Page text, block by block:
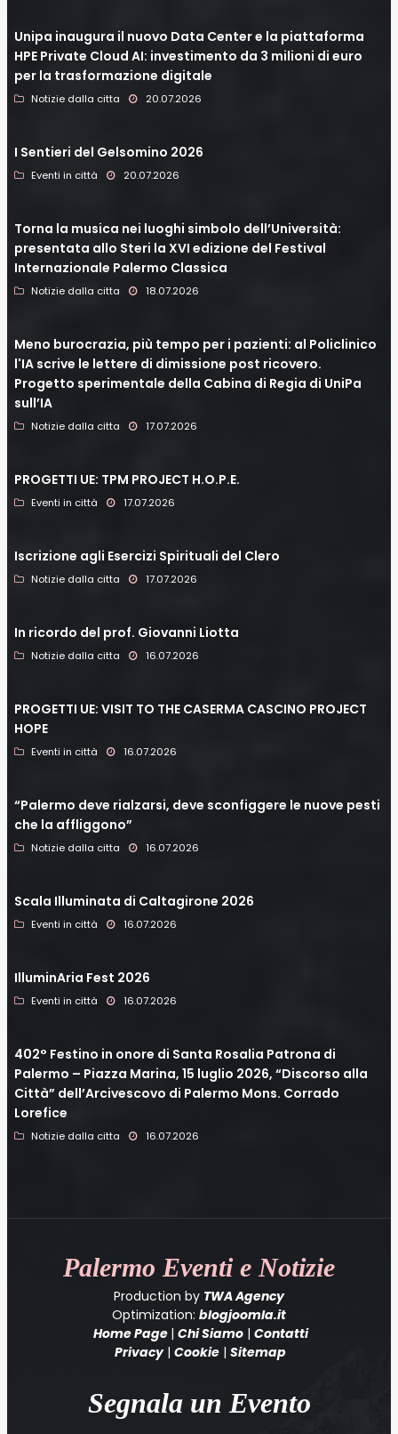
Unipa inaugura il nuovo Data Center e la piattaforma
HPE Private Cloud AI: investimento da 3 milioni di euro
per la trasformazione digitale
Notizie dalla citta 20.07.2026
I Sentieri del Gelsomino 2026
Eventi in città 20.07.2026
Torna la musica nei luoghi simbolo dell’Università:
presentata allo Steri la XVI edizione del Festival
Internazionale Palermo Classica
Notizie dalla citta 18.07.2026
Meno burocrazia, più tempo per i pazienti: al Policlinico
l'IA scrive le lettere di dimissione post ricovero.
Progetto sperimentale della Cabina di Regia di UniPa
sull’IA
Notizie dalla citta 17.07.2026
PROGETTI UE: TPM PROJECT H.O.P.E.
Eventi in città 17.07.2026
Iscrizione agli Esercizi Spirituali del Clero
Notizie dalla citta 17.07.2026
In ricordo del prof. Giovanni Liotta
Notizie dalla citta 16.07.2026
PROGETTI UE: VISIT TO THE CASERMA CASCINO PROJECT
HOPE
Eventi in città 16.07.2026
“Palermo deve rialzarsi, deve sconfiggere le nuove pesti
che la affliggono”
Notizie dalla citta 16.07.2026
Scala Illuminata di Caltagirone 2026
Eventi in città 16.07.2026
IlluminAria Fest 2026
Eventi in città 16.07.2026
402° Festino in onore di Santa Rosalia Patrona di
Palermo – Piazza Marina, 15 luglio 2026, “Discorso alla
Città” dell’Arcivescovo di Palermo Mons. Corrado
Lorefice
Notizie dalla citta 16.07.2026
Palermo Eventi e Notizie
Production by TWA Agency
Optimization: blogjoomla.it
Home Page | Chi Siamo| Contatti
Privacy| Cookie | Sitemap
Segnala un Evento